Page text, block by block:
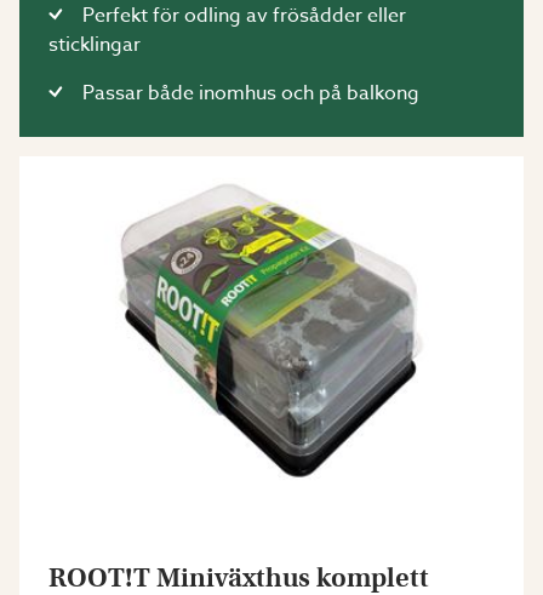
Perfekt för odling av frösådder eller
sticklingar
Passar både inomhus och på balkong
ROOT!T Miniväxthus komplett